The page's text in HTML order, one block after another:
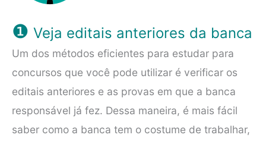
❶ Veja editais anteriores da banca
Um dos métodos eficientes para estudar para
concursos que você pode utilizar é verificar os
editais anteriores e as provas em que a banca
responsável já fez. Dessa maneira, é mais fácil
saber como a banca tem o costume de trabalhar,